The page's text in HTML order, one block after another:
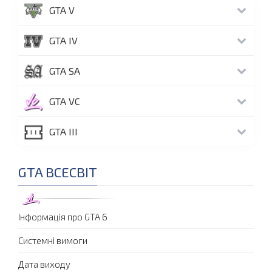
GTA V
GTA IV
GTA SA
GTA VC
GTA III
GTA ВСЕСВІТ
Інформація про GTA 6
Системні вимоги
Дата виходу